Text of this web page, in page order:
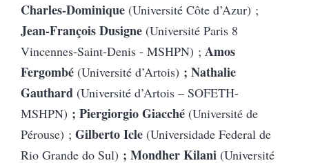
Charles-Dominique (Université Côte d’Azur) ;
Jean-François Dusigne (Université Paris 8
Vincennes-Saint-Denis - MSHPN) ; Amos
Fergombé (Université d’Artois) ; Nathalie
Gauthard (Université d’Artois – SOFETH-
MSHPN) ; Piergiorgio Giacché (Université de
Pérouse) ; Gilberto Icle (Universidade Federal de
Rio Grande do Sul) ; Mondher Kilani (Université